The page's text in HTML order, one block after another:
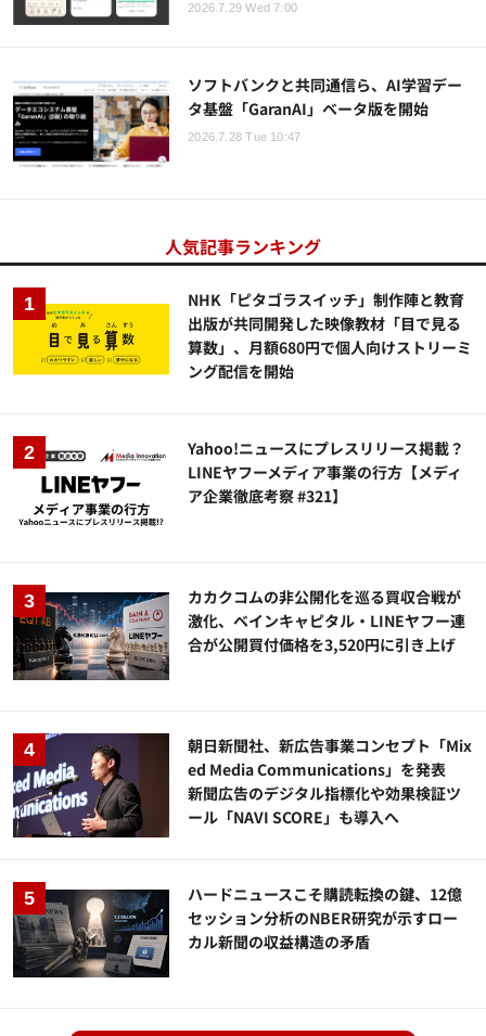
2026.7.29 Wed 7:00
ソフトバンクと共同通信ら、AI学習デー
タ基盤「GaranAI」ベータ版を開始
2026.7.28 Tue 10:47
人気記事ランキング
NHK「ピタゴラスイッチ」制作陣と教育
出版が共同開発した映像教材「目で見る
算数」、月額680円で個人向けストリーミ
ング配信を開始
Yahoo!ニュースにプレスリリース掲載？
LINEヤフーメディア事業の行方【メディ
ア企業徹底考察 #321】
カカクコムの非公開化を巡る買収合戦が
激化、ベインキャピタル・LINEヤフー連
合が公開買付価格を3,520円に引き上げ
朝日新聞社、新広告事業コンセプト「Mix
ed Media Communications」を発表
新聞広告のデジタル指標化や効果検証ツ
ール「NAVI SCORE」も導入へ
ハードニュースこそ購読転換の鍵、12億
セッション分析のNBER研究が示すロー
カル新聞の収益構造の矛盾